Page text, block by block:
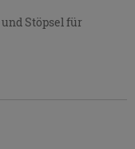
Stöpsel für